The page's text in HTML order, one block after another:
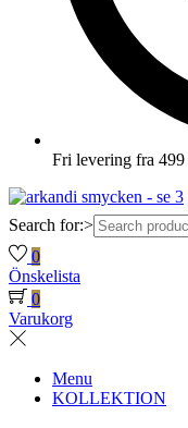
Fri levering fra
Search for:>
0
Önskelista
0
Varukorg
Menu
KOLLEKTION